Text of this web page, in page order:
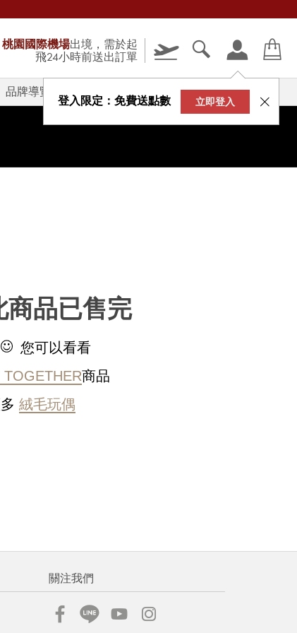
桃園國際機場出境，需於起
飛24小時前送出訂單
登入限定：免費送點數 立即登入
品牌導覽 V-STORY
商品已售完
您可以看看
TOGETHER商品
絨毛玩偶
關注我們